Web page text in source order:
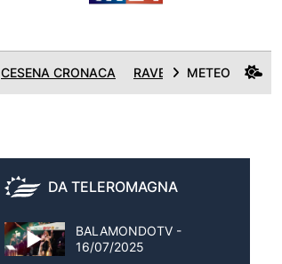
CESENA CRONACA RAVENNA CRONACA
METEO
DA TELEROMAGNA
BALAMONDOTV -
16/07/2025